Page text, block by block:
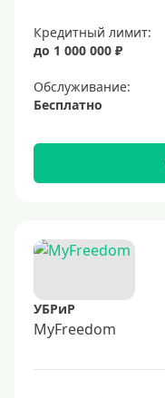
Кредитный лимит:
до 1 000 000 ₽
Обслуживание:
Бесплатно
УБРиР
MyFreedom